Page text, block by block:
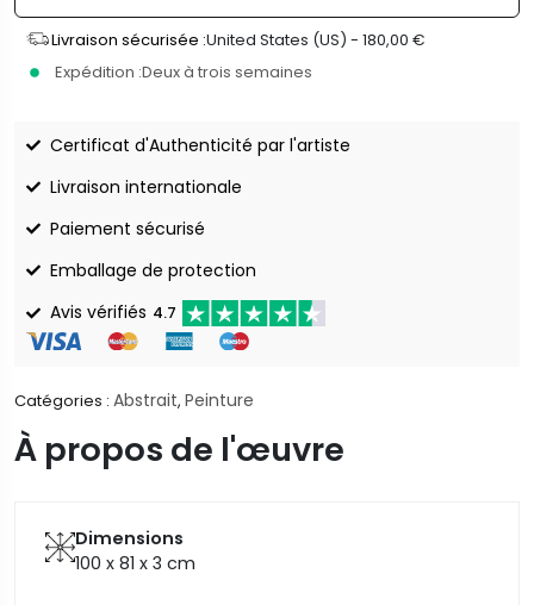
Livraison sécurisée :United States (US) - 180,00 €
Expédition :Deux à trois semaines
Certificat d'Authenticité par l'artiste
Livraison internationale
Paiement sécurisé
Emballage de protection
Avis vérifiés 4.7
Catégories : Abstrait, Peinture
À propos de l'œuvre
Dimensions
100 x 81 x 3 cm